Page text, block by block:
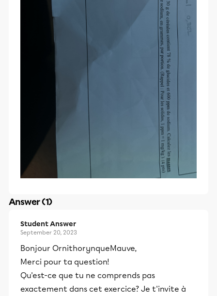
Answer (1)
Student Answer
September 20, 2023
Bonjour OrnithorynqueMauve,
Merci pour ta question!
Qu'est-ce que tu ne comprends pas
exactement dans cet exercice? Je t'invite à